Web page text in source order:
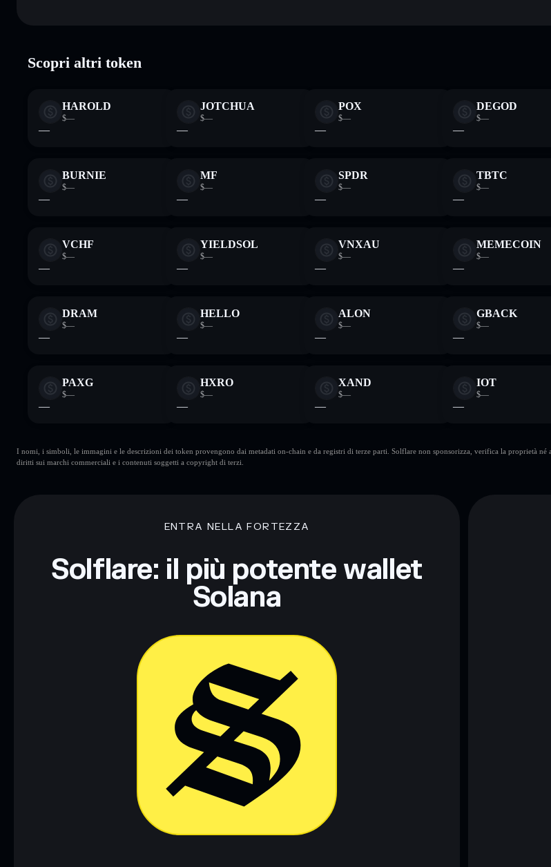
Scopri altri token
HAROLD
$—
—
JOTCHUA
$—
—
POX
$—
—
DEGOD
$—
—
BURNIE
$—
—
MF
$—
—
SPDR
$—
—
TBTC
$—
—
VCHF
$—
—
YIELDSOL
$—
—
VNXAU
$—
—
MEMECOIN
$—
—
DRAM
$—
—
HELLO
$—
—
ALON
$—
—
GBACK
$—
—
PAXG
$—
—
HXRO
$—
—
XAND
$—
—
IOT
$—
—
I nomi, i simboli, le immagini e le descrizioni dei token provengono dai metadati on-chain e da registri di terze parti. Solflare non sponsorizza, verifica la proprietà né
diritti sui marchi commerciali e i contenuti soggetti a copyright di terzi.
ENTRA NELLA FORTEZZA
Solflare: il più potente wallet
Solana